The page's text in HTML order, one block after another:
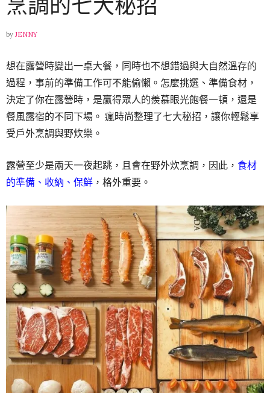
by JENNY
想在露營時變出一桌大餐，同時也不想錯過與大自然溫存的
過程，事前的準備工作可不能偷懶。怎麼挑選、準備食材，
決定了你在露營時，是贏得眾人的羨慕眼光飽餐一頓，還是
餐風露宿的不同下場。 瘋時尚整理了七大秘招，讓你輕鬆享
受戶外烹調與野炊樂。
露營至少是兩天一夜起跳，且會在野外炊烹調，因此， 食材
的準備、收納、保鮮 ，格外重要。